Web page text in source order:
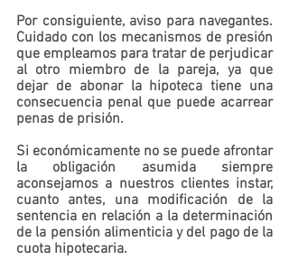
Por consiguiente, aviso para navegantes.
Cuidado con los mecanismos de presión
que empleamos para tratar de perjudicar
al otro miembro de la pareja, ya que
dejar de abonar la hipoteca tiene una
consecuencia penal que puede acarrear
penas de prisión.
Si económicamente no se puede afrontar
la obligación asumida siempre
aconsejamos a nuestros clientes instar,
cuanto antes, una modificación de la
sentencia en relación a la determinación
de la pensión alimenticia y del pago de la
cuota hipotecaria.